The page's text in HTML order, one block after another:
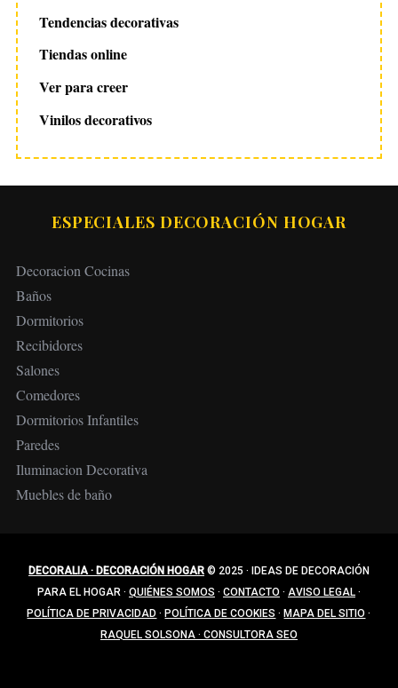
Tendencias decorativas
Tiendas online
Ver para creer
Vinilos decorativos
ESPECIALES DECORACIÓN HOGAR
Decoracion Cocinas
Baños
Dormitorios
Recibidores
Salones
Comedores
Dormitorios Infantiles
Paredes
Iluminacion Decorativa
Muebles de baño
DECORALIA · DECORACIÓN HOGAR© 2025 ·
IDEAS DE DECORACIÓN
PARA EL HOGAR · QUIÉNES SOMOS · CONTACTO · AVISO LEGAL ·
POLÍTICA DE PRIVACIDAD · POLÍTICA DE COOKIES · MAPA DEL SITIO ·
RAQUEL SOLSONA · CONSULTORA SEO